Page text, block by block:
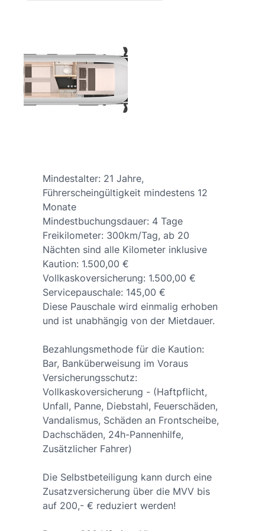
Mindestalter: 21 Jahre,
Führerscheingültigkeit mindestens 12
Monate
Mindestbuchungsdauer: 4 Tage
Freikilometer: 300km/Tag, ab 20
Nächten sind alle Kilometer inklusive
Kaution: 1.500,00 €
Vollkaskoversicherung: 1.500,00 €
Servicepauschale: 145,00 €
Diese Pauschale wird einmalig erhoben
und ist unabhängig von der Mietdauer.
Bezahlungsmethode für die Kaution:
Bar, Banküberweisung im Voraus
Versicherungsschutz:
Vollkaskoversicherung - (Haftpflicht,
Unfall, Panne, Diebstahl, Feuerschäden,
Vandalismus, Schäden an Frontscheibe,
Dachschäden, 24h-Pannenhilfe,
Zusätzlicher Fahrer)
Die Selbstbeteiligung kann durch eine
Zusatzversicherung über die MVV bis
auf 200,- € reduziert werden!